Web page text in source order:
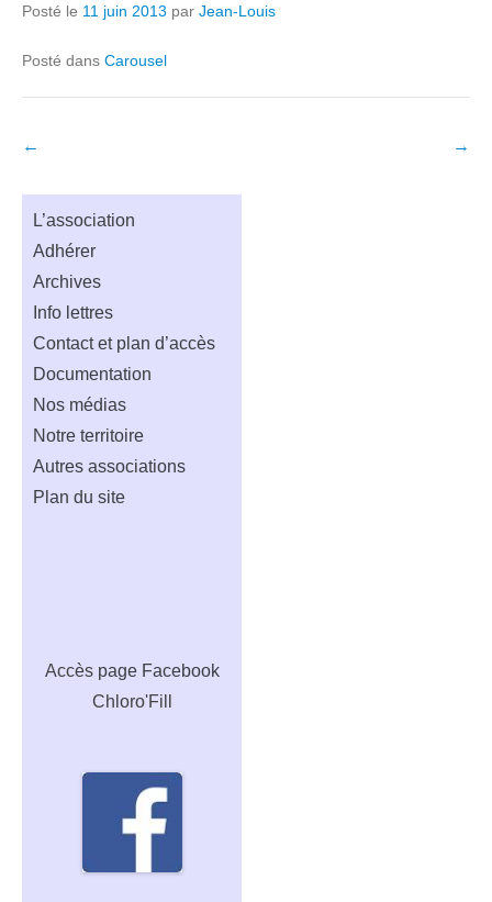
Posté le 11 juin 2013 par Jean-Louis
Posté dans Carousel
Navigation
← →
L’association
Adhérer
Archives
Info lettres
Contact et plan d’accès
Documentation
Nos médias
Notre territoire
Autres associations
Plan du site
Accès page Facebook
Chloro'Fill